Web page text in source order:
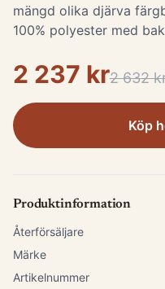
mängd olika djärva
100% polyester med
2 237 kr2 632
Köp
Produktinformation
Återförsäljare
Märke
Artikelnummer